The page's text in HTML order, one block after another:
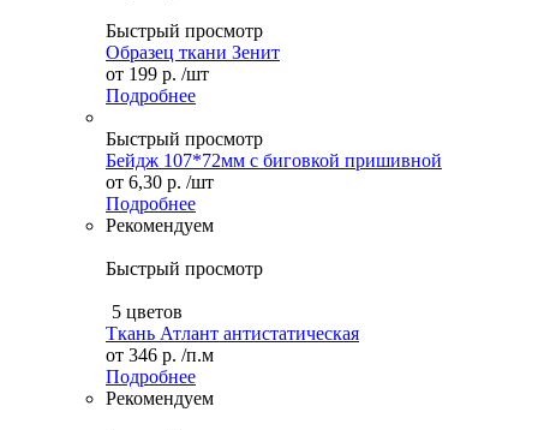
Быстрый просмотр
Образец ткани Зенит
от 199 р. /шт
Подробнее
Быстрый просмотр
Бейдж 107*72мм с биговкой пришивной
от 6,30 р. /шт
Подробнее
Рекомендуем
Быстрый просмотр
5 цветов
Ткань Атлант антистатическая
от 346 р. /п.м
Подробнее
Рекомендуем